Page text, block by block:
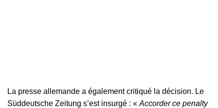
La presse allemande a également critiqué la décision. Le
Süddeutsche Zeitung s’est insurgé : « Accorder ce penalty